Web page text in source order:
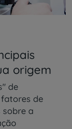
origem
de
de
sobre a